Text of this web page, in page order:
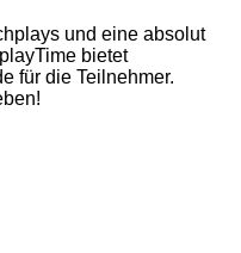
und eine absolut
bietet
für die Teilnehmer.